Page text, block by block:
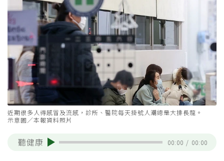
近期很多人得感冒及流感，診所、醫院每天掛號人潮總是大排長龍。
示意圖／本報資料照片
聽健康 00:00 / 00:00